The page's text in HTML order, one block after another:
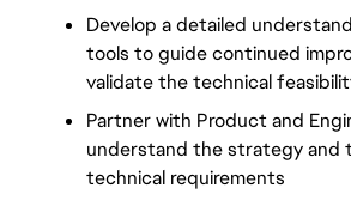
Develop a detailed
tools to guide continued
validate the technical
Partner with Product and
understand the strategy and
technical requirements